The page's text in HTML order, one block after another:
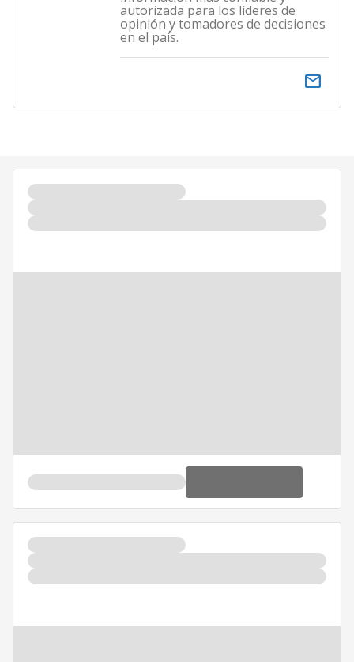
autorizada para los líderes de
opinión y tomadores de decisiones
en el país.
email